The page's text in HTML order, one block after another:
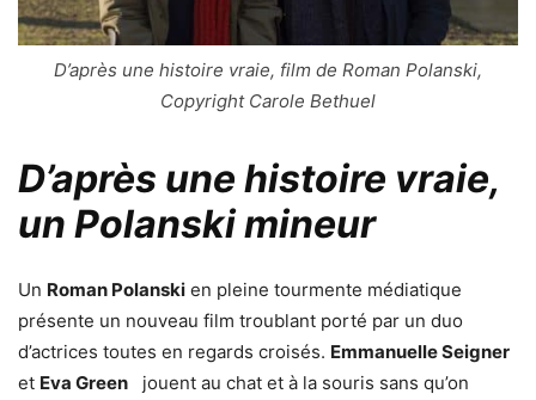
D’après une histoire vraie, film de Roman Polanski,
Copyright Carole Bethuel
D’après une histoire vraie,
un Polanski mineur
Un Roman Polanski en pleine tourmente médiatique
présente un nouveau film troublant porté par un duo
d’actrices toutes en regards croisés. Emmanuelle Seigner
et Eva Green jouent au chat et à la souris sans qu’on